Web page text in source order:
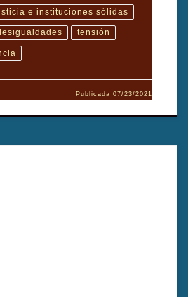
e instituciones sólidas
tensión
Publicada07/23/2021